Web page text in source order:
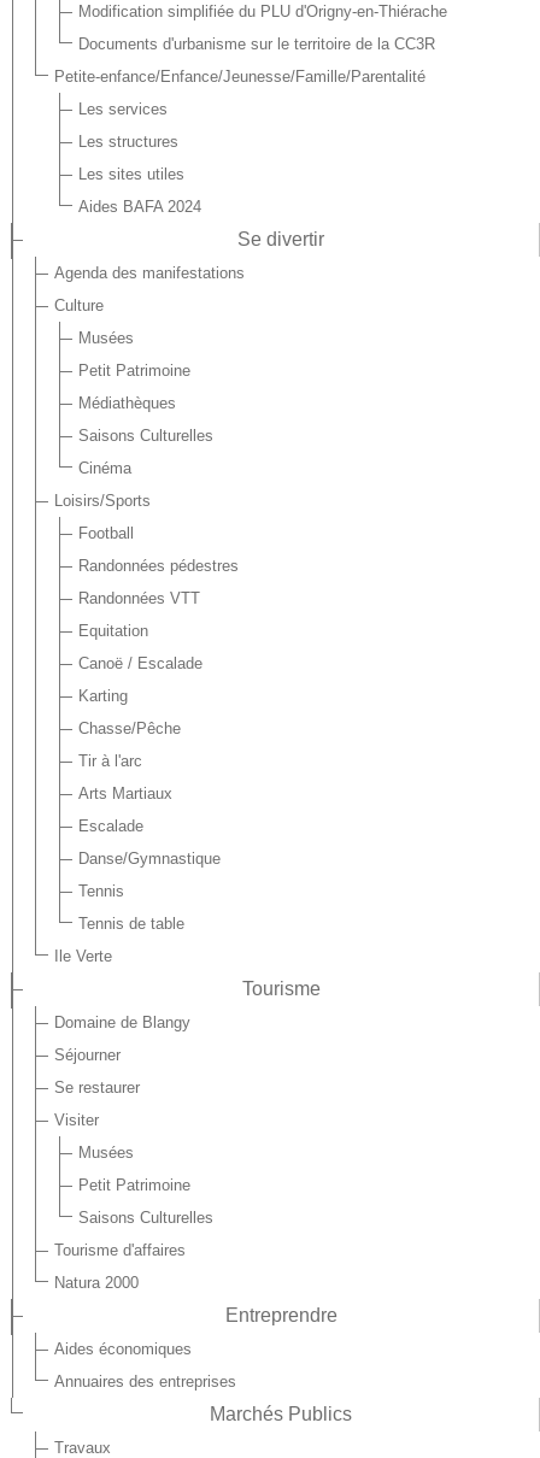
Modification simplifiée du PLU d'Origny-en-Thiérache
Documents d'urbanisme sur le territoire de la CC3R
Petite-enfance/Enfance/Jeunesse/Famille/Parentalité
Les services
Les structures
Les sites utiles
Aides BAFA 2024
Se divertir
Agenda des manifestations
Culture
Musées
Petit Patrimoine
Médiathèques
Saisons Culturelles
Cinéma
Loisirs/Sports
Football
Randonnées pédestres
Randonnées VTT
Equitation
Canoë / Escalade
Karting
Chasse/Pêche
Tir à l'arc
Arts Martiaux
Escalade
Danse/Gymnastique
Tennis
Tennis de table
Ile Verte
Tourisme
Domaine de Blangy
Séjourner
Se restaurer
Visiter
Musées
Petit Patrimoine
Saisons Culturelles
Tourisme d'affaires
Natura 2000
Entreprendre
Aides économiques
Annuaires des entreprises
Marchés Publics
Travaux